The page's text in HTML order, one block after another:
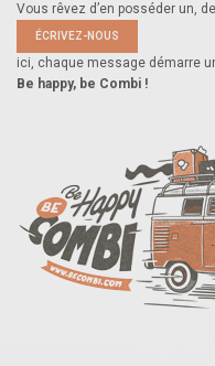
Vous rêvez d’en posséder un,
ÉCRIVEZ-NOUS
ici, chaque message démarre
Be happy, be Combi !